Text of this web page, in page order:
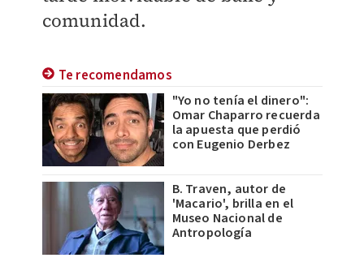
comunidad.
Te recomendamos
"Yo no tenía el dinero":
Omar Chaparro recuerda
la apuesta que perdió
con Eugenio Derbez
B. Traven, autor de
'Macario', brilla en el
Museo Nacional de
Antropología